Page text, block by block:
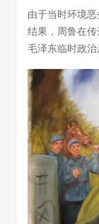
由于当时环境
结果，周鲁在
毛泽东临时政治